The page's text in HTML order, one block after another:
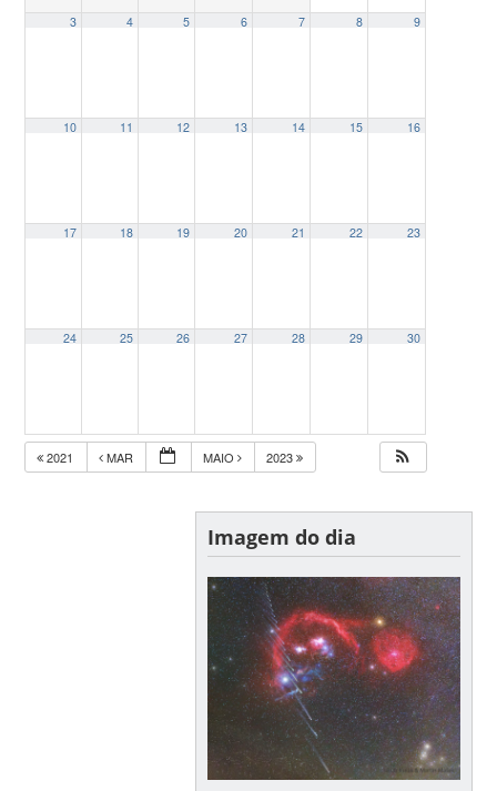
3 4 5 6 7 8 9
10 11 12 13 14 15 16
17 18 19 20 21 22 23
24 25 26 27 28 29 30
2021 MAR MAIO 2023
Imagem do dia